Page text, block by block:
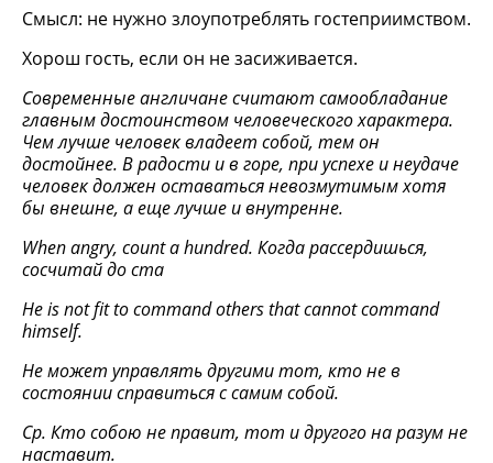
Смысл: не нужно злоупотреблять гостеприимством.
Хорош гость, если он не засиживается.
Современные англичане считают самообладание
главным достоинством человеческого характера.
Чем лучше человек владеет собой, тем он
достойнее. В радости и в горе, при успехе и неудаче
человек должен оставаться невозмутимым хотя
бы внешне, а еще лучше и внутренне.
When angry, count a hundred. Когдарассердишься,
сосчитайдоста
Неis not fit to command others that cannot command
himself.
He может управлять другими тот, кто не в
состоянии справиться с самим собой.
Ср. Кто собою не правит, тот и другого на разум не
наставит.